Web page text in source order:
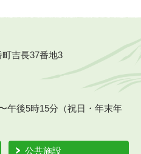
吉長37番地3
午後5時15分（祝日・年末年
公共施設